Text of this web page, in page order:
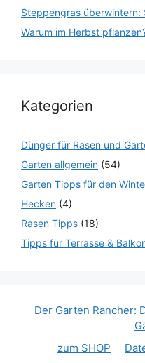
Steppengras überwintern:
Warum im Herbst
Kategorien
Dünger für Rasen und
Garten allgemein (54)
Garten Tipps für den
Hecken (4)
Rasen Tipps (18)
Tipps für Terrasse &
Der Garten Rancher:
zum SHOP